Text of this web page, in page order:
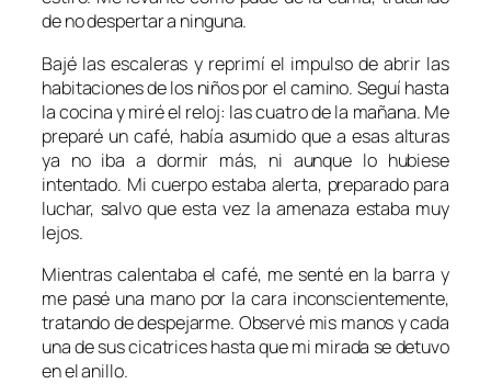
de no despertar a ninguna.
Bajé las escaleras y reprimí el impulso de abrir las
habitaciones de los niños por el camino. Seguí hasta
la cocina y miré el reloj: las cuatro de la mañana. Me
preparé un café, había asumido que a esas alturas
ya no iba a dormir más, ni aunque lo hubiese
intentado. Mi cuerpo estaba alerta, preparado para
luchar, salvo que esta vez la amenaza estaba muy
lejos.
Mientras calentaba el café, me senté en la barra y
me pasé una mano por la cara inconscientemente,
tratando de despejarme. Observé mis manos y cada
una de sus cicatrices hasta que mi mirada se detuvo
en el anillo.